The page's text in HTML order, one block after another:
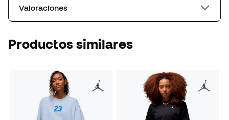
Valoraciones
Productos similares